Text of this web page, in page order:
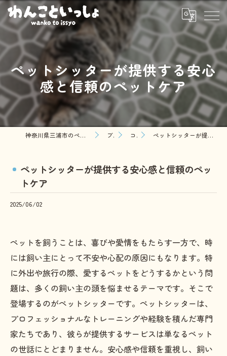
ペットシッターが提供する安心
感と信頼のペットケア
神奈川県三浦市のペットシッターならわんこといっしょ ブログ コラム ペットシッターが提供する安心感と信頼のペットケア
ペットシッターが提供する安心感と信頼のペッ
トケア
2025/06/02
ペットを飼うことは、喜びや愛情をもたらす一方で、時
には飼い主にとって不安や心配の原因にもなります。特
に外出や旅行の際、愛するペットをどうするかという問
題は、多くの飼い主の頭を悩ませるテーマです。そこで
登場するのがペットシッターです。ペットシッターは、
プロフェッショナルなトレーニングや経験を積んだ専門
家たちであり、彼らが提供するサービスは単なるペット
の世話にとどまりません。安心感や信頼を重視し、飼い